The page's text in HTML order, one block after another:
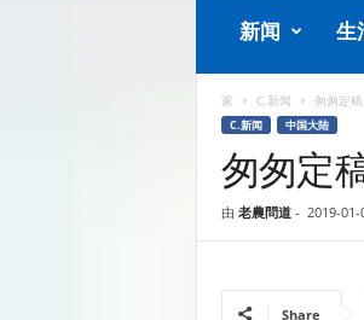
新闻 生
家 C.新闻 匆匆定
C.新闻 中国大陆
匆匆定
由 老農問道- 2019-01-
Share